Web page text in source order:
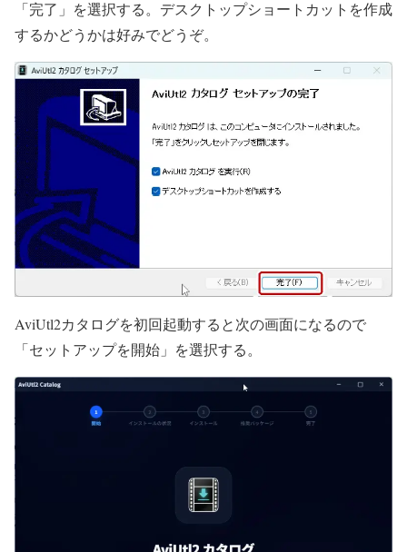
「完了」を選択する。デスクトップショートカットを作成
するかどうかは好みでどうぞ。
AviUtl2カタログを初回起動すると次の画面になるので
「セットアップを開始」を選択する。